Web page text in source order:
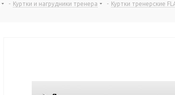
- Куртки и нагрудники тренера - Куртки тренерские